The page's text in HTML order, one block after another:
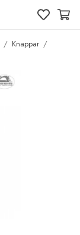
/ Knappar /